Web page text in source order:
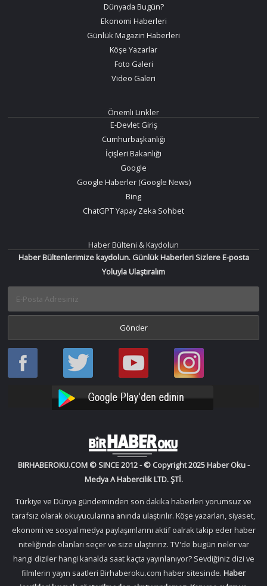
Dünyada Bugün?
Ekonomi Haberleri
Günlük Magazin Haberleri
Köşe Yazarlar
Foto Galeri
Video Galeri
Önemli Linkler
E-Devlet Giriş
Cumhurbaşkanlığı
İçişleri Bakanlığı
Google
Google Haberler (Google News)
Bing
ChatGPT Yapay Zeka Sohbet
Haber Bülteni & Kaydolun
Haber Bültenlerimize kaydolun. Günlük Haberleri Sizlere E-posta
Yoluyla Ulaştıralım
Haber
Oku
Haber
Oku
Bir
Haber
YouTube
Bir
Haber
Instagram
BIRHABEROKU.COM © SINCE 2012 - © Copyright 2025 Haber Oku -
Medya A Habercilik LTD. ŞTİ.
Türkiye ve Dünya gündeminden son dakika haberleri yorumsuz ve
tarafsız olarak okuyucularına anında ulaştırılır. Köşe yazarları, siyaset,
ekonomi ve sosyal medya paylaşımlarını aktif oalrak takip eder haber
niteliğinde olanları seçer ve size ulaştırırız. TV'de bugün neler var
hangi diziler hangi kanalda saat kaçta yayınlanıyor? Sevdiğiniz dizi ve
filmlerin yayın saatleri Birhaberoku.com haber sitesinde. Haber